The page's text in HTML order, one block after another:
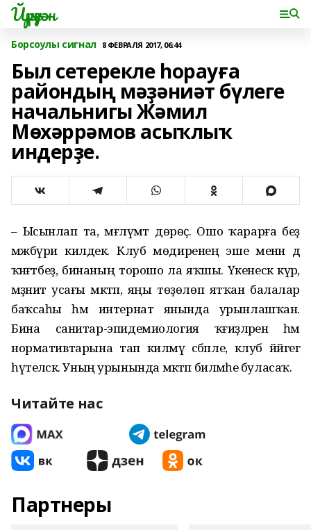
Йүрүҙән
Борсоулы сигнал 8 ФЕВРАЛЯ 2017, 06:44
Был сетерекле һорауға
райондың мәҙәниәт бүлеге
начальнигы Жәмил
Мөхәррәмов асыҡлыҡ
индерҙе.
– Ысынлап та, мәғлүмәт дөрөҫ. Ошо ҡарарға беҙ
мәжбүри килдек. Клуб мөдиренең эше менән дә
ҡәнәғәтбеҙ, бинаның торошо ла яҡшы. Үкенескә күрә,
мәҙәниәт усағы мәктәп, яңы төҙөлөп ятҡан балалар
баҡсаһы һәм интернат янында урынлашҡан.
Бина санитар-эпидемиология ҡәғиҙәләренә һәм
нормативтарына тап килмәү сәбәпле, клуб йәйгегә
һүтеләсәк. Уның урынында мәктәп биләмәһе буласаҡ.
Читайте нас
Партнеры